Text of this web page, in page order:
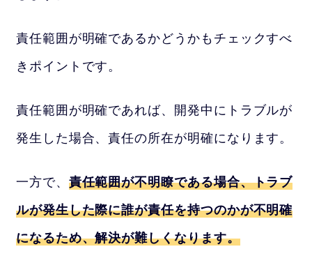
責任範囲が明確であるかどうかもチェックすべ
きポイントです。
責任範囲が明確であれば、開発中にトラブルが
発生した場合、責任の所在が明確になります。
一方で、 責任範囲が不明瞭である場合、トラブ
ルが発生した際に誰が責任を持つのかが不明確
になるため、解決が難しくなります。